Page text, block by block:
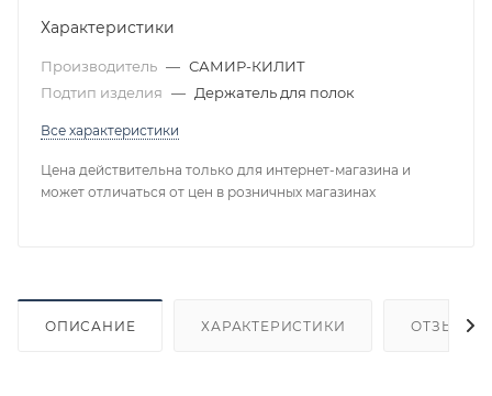
Характеристики
Производитель — САМИР-КИЛИТ
Подтип изделия — Держатель для полок
Все характеристики
Цена действительна только для интернет-магазина и
может отличаться от цен в розничных магазинах
ОПИСАНИЕ ХАРАКТЕРИСТИКИ ОТЗЫВЫ